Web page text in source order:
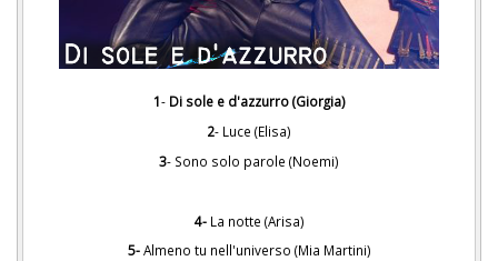
1- Di sole e d'azzurro (Giorgia)
2- Luce (Elisa)
3- Sono solo parole (Noemi)
4- La notte (Arisa)
5-Almeno tu nell'universo (Mia Martini)